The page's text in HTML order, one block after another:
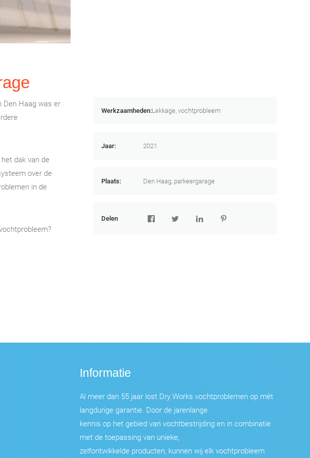
Den Haag was er
dak van de
over de
in de
Werkzaamheden:Lekkage, vochtprobleem
Jaar: 2021
Plaats: Den Haag, parkeergarage
Delen
Informatie
Al meer dan 55 jaar lost Dry Works vochtproblemen op mèt
langdurige garantie. Door de jarenlange
kennis op het gebied van vochtbestrijding en in combinatie
met de toepassing van unieke,
zelfontwikkelde producten, kunnen wij elk vochtprobleem